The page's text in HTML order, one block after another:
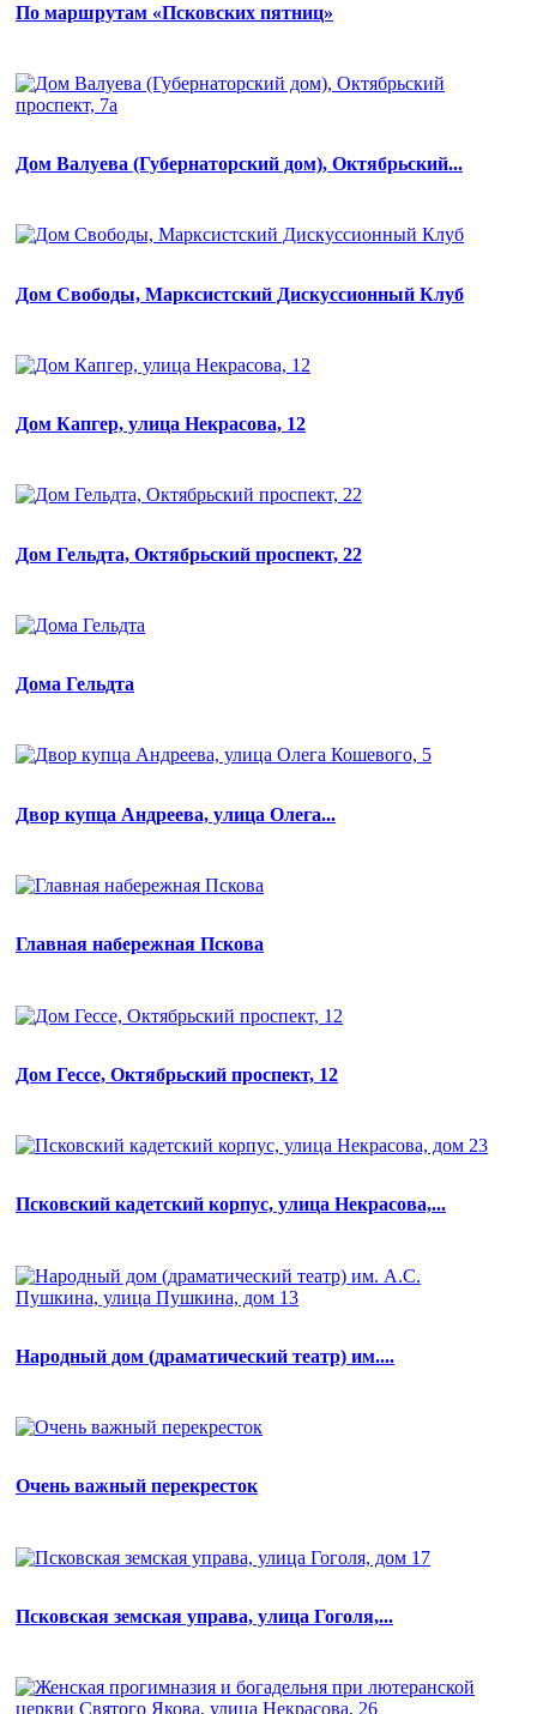
По маршрутам «Псковских пятниц»
Дом Валуева (Губернаторский дом), Октябрьский...
Дом Cвободы, Марксистский Дискуссионный Клуб
Дом Капгер, улица Некрасова, 12
Дом Гельдта, Октябрьский проспект, 22
Дома Гельдта
Двор купца Андреева, улица Олега...
Главная набережная Пскова
Дом Гессе, Октябрьский проспект, 12
Псковский кадетский корпус, улица Некрасова,...
Народный дом (драматический театр) им....
Очень важный перекресток
Псковская земская управа, улица Гоголя,...